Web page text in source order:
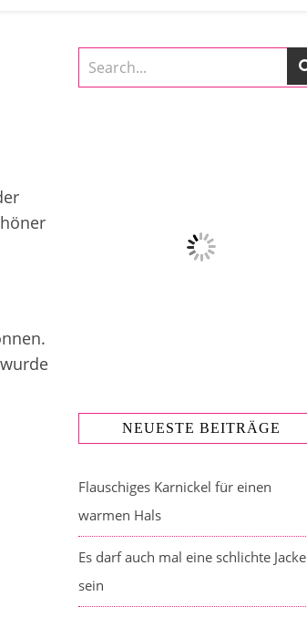
NEUESTE BEITRÄGE
Flauschiges Karnickel für einen
warmen Hals
Es darf auch mal eine schlichte Jacke
sein